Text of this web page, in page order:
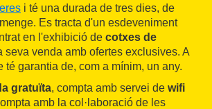
i té una durada de tres dies, de
Es tracta d'un esdeveniment
en l'exhibició de cotxes de
seva venda amb ofertes exclusives. A
té garantia de, com a mínim, un any.
gratuïta, compta amb servei de wifi
amb la col·laboració de les